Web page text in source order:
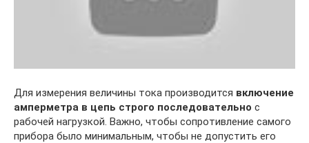
Для измерения величины тока производится включение
амперметра в цепь строго последовательно с
рабочей нагрузкой. Важно, чтобы сопротивление самого
прибора было минимальным, чтобы не допустить его